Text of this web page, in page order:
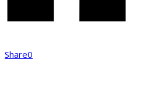
Share0